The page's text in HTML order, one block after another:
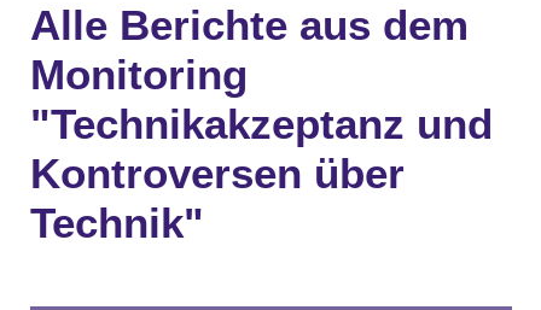
Alle Berichte aus dem
Monitoring
"Technikakzeptanz und
Kontroversen über
Technik"